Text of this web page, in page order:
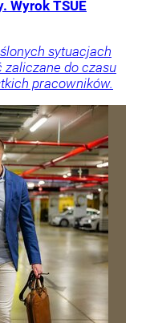
Wyrok TSUE
sytuacjach
zaliczane do czasu
pracowników.